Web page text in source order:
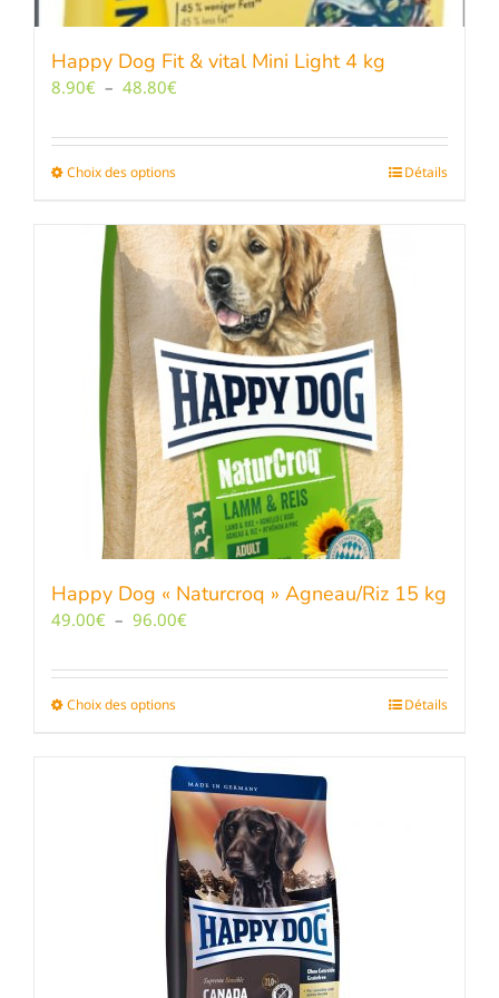
Happy Dog Fit & vital Mini Light 4 kg
8.90€ – 48.80€
prix :
Choix des optionsCe
a
plusieurs
variations.
Les
options
peuvent
être
choisies
sur
la
page
du
produit
Détails
Happy Dog « Naturcroq » Agneau/Riz 15 kg
49.00€ – 96.00€
prix :
Choix des optionsCe
plusieurs
variations.
Les
options
peuvent
être
choisies
sur
la
Détails